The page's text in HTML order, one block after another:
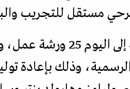
وذلك بإعادة